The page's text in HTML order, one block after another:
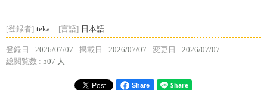
[登録者] teka [言語] 日本語
登録日 : 2026/07/07 掲載日 : 2026/07/07 変更日 : 2026/07/07
総閲覧数 : 507 人
Share